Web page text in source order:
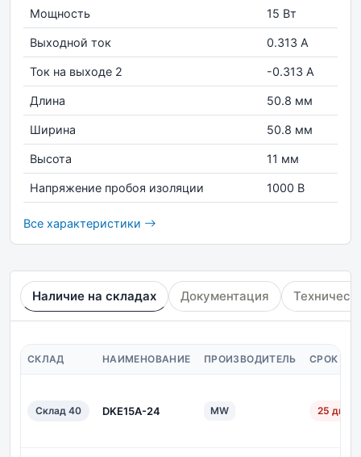
Мощность 15 Вт
Выходной ток 0.313 А
Ток на выходе 2 -0.313 А
Длина 50.8 мм
Ширина 50.8 мм
Высота 11 мм
Напряжение пробоя изоляции 1000 В
Все характеристики
Наличие на складах Документация
СКЛАД НАИМЕНОВАНИЕ ПРОИЗВОДИТЕЛЬ СРОК
Склад 40 DKE15A-24 MW 25 дн.